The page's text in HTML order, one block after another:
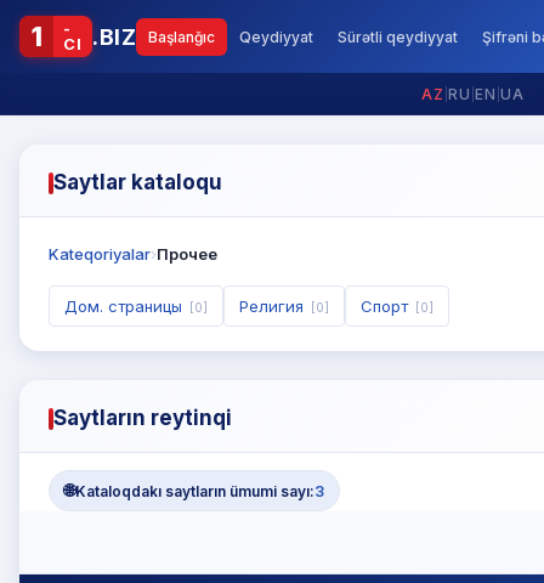
1
-
CI
.BIZ Başlanğıc Qeydiyyat Sürətli qeydiyyat Şifrəni
AZ RU EN UA
Saytlar kataloqu
Kateqoriyalar›Прочее
Дом. страницы [0] Религия [0] Спорт [0]
Saytların reytinqi
🌐Kataloqdakı saytların ümumi sayı:3